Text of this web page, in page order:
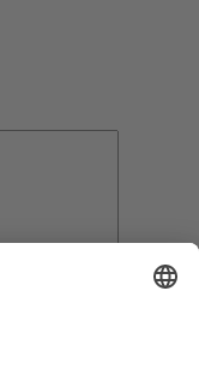
browser for the next